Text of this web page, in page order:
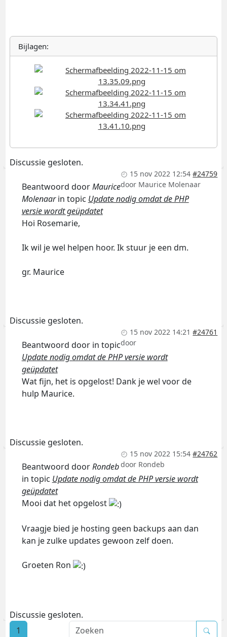
Bijlagen:
Discussie gesloten.
15 nov 2022 12:54 #24759
door Maurice Molenaar
Beantwoord doorMaurice
Molenaarin topic Update nodig omdat de PHP
versie wordt geüpdatet
Hoi Rosemarie,
Ik wil je wel helpen hoor. Ik stuur je een dm.
gr. Maurice
Discussie gesloten.
15 nov 2022 14:21 #24761
door
Beantwoord door in topic
Update nodig omdat de PHP versie wordt
geüpdatet
Wat fijn, het is opgelost! Dank je wel voor de
hulp Maurice.
Discussie gesloten.
15 nov 2022 15:54 #24762
door Rondeb
Beantwoord doorRondeb
in topic Update nodig omdat de PHP versie wordt
geüpdatet
Mooi dat het opgelost
Vraagje bied je hosting geen backups aan dan
kan je zulke updates gewoon zelf doen.
Groeten Ron
Discussie gesloten.
1